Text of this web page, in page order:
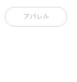
アパレル